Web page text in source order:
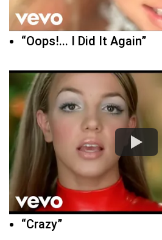
“Oops!... I Did It Again”
“Crazy”